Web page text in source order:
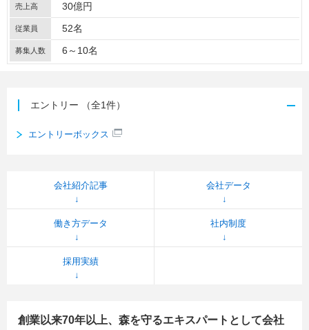
売上高 30億円
従業員 52名
募集人数 6～10名
エントリー （全1件）
エントリーボックス
会社紹介記事 会社データ
働き方データ 社内制度
採用実績
創業以来70年以上、森を守るエキスパートとして会社